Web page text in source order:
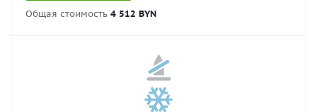
Общая стоимость 4 512 BYN